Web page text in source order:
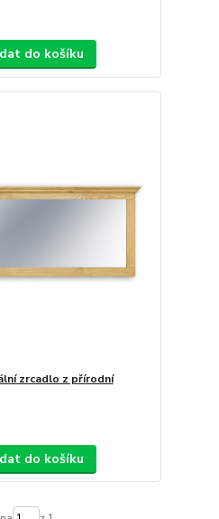
do košíku
zrcadlo z přírodní
do košíku